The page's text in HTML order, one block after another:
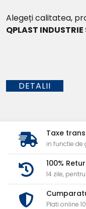
Alegeți calitatea,
QPLAST INDUSTRIE
DETALII
Taxe
in functie de
100%
14 zile,
Plati online